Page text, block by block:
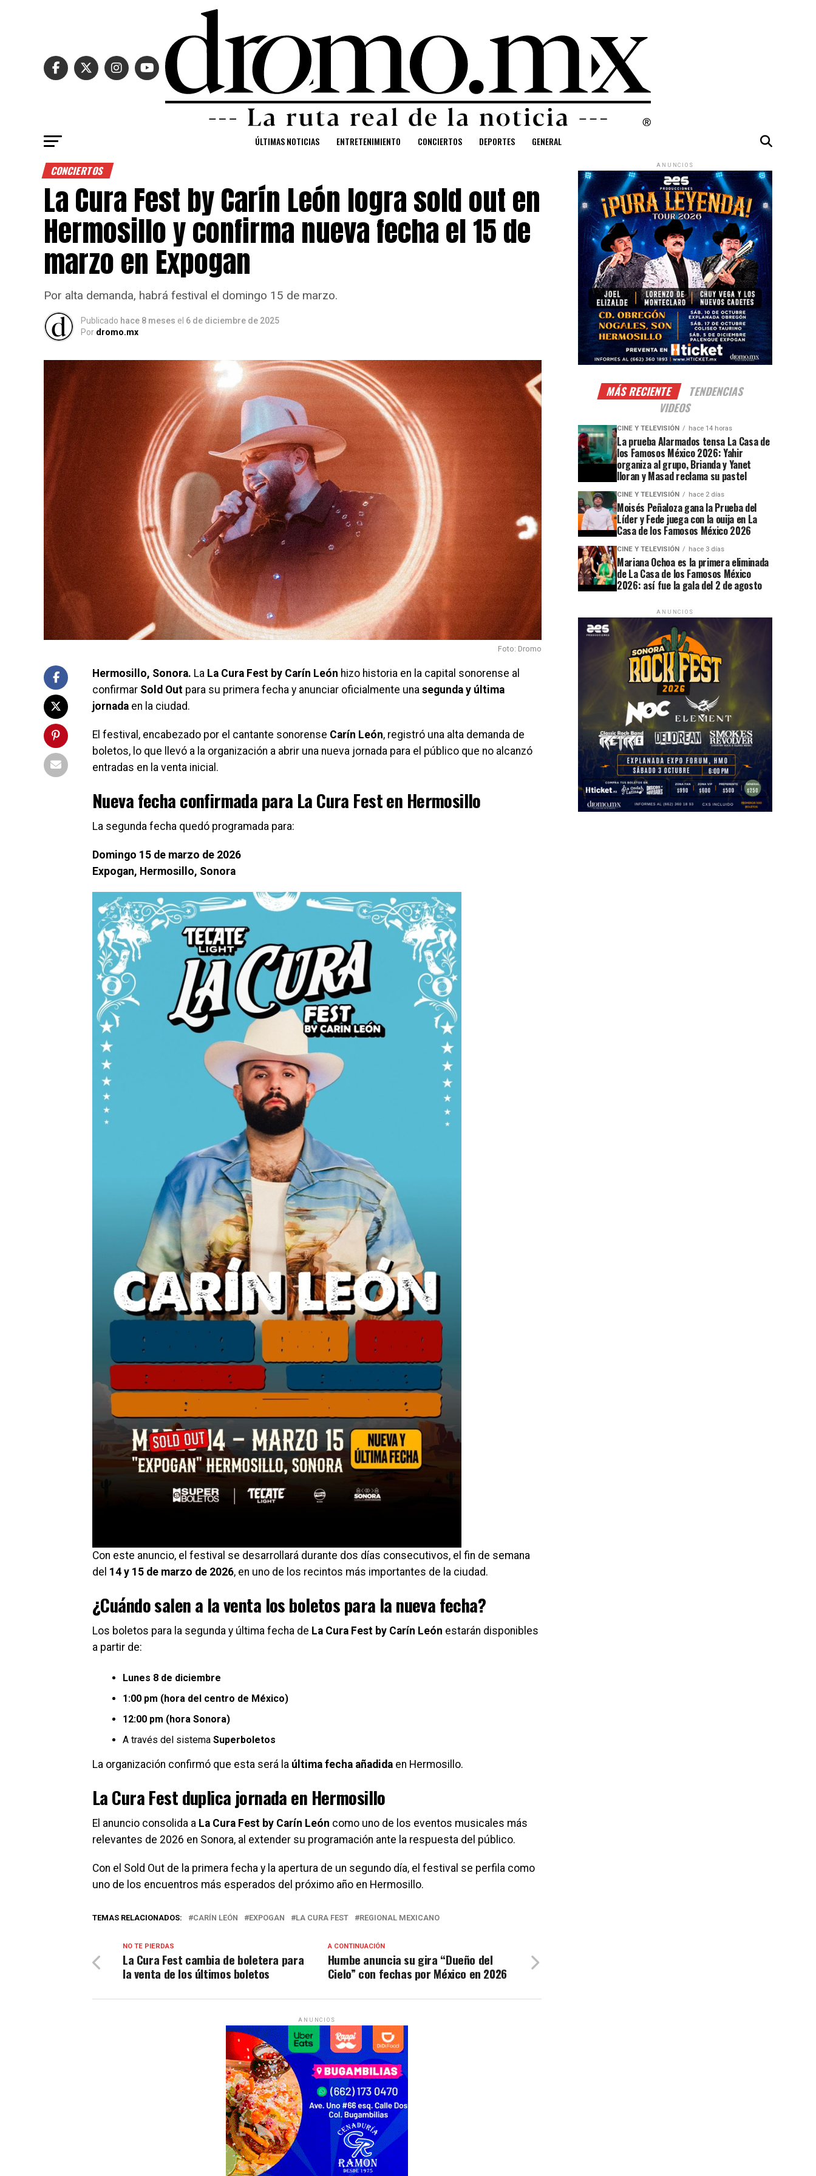
ÚLTIMAS NOTICIAS ENTRETENIMIENTO CONCIERTOS DEPORTES GENERAL
CONCIERTOS
La Cura Fest by Carín León logra sold out en
Hermosillo y confirma nueva fecha el 15 de
marzo en Expogan
Por alta demanda, habrá festival el domingo 15 de marzo.
Publicado hace 8 meses el 6 de diciembre de 2025
Por dromo.mx
Foto: Dromo
Hermosillo, Sonora. La La Cura Fest by Carín León hizo historia en la capital sonorense al
confirmar Sold Out para su primera fecha y anunciar oficialmente una segunda y última
jornada en la ciudad.
El festival, encabezado por el cantante sonorense Carín León, registró una alta demanda de
boletos, lo que llevó a la organización a abrir una nueva jornada para el público que no alcanzó
entradas en la venta inicial.
Nueva fecha confirmada para La Cura Fest en Hermosillo
La segunda fecha quedó programada para:
Domingo 15 de marzo de 2026
Expogan, Hermosillo, Sonora
Con este anuncio, el festival se desarrollará durante dos días consecutivos, el fin de semana
del 14 y 15 de marzo de 2026, en uno de los recintos más importantes de la ciudad.
¿Cuándo salen a la venta los boletos para la nueva fecha?
Los boletos para la segunda y última fecha de La Cura Fest by Carín León estarán disponibles
a partir de:
Lunes 8 de diciembre
1:00 pm (hora del centro de México)
12:00 pm (hora Sonora)
A través del sistema Superboletos
La organización confirmó que esta será la última fecha añadida en Hermosillo.
La Cura Fest duplica jornada en Hermosillo
El anuncio consolida a La Cura Fest by Carín León como uno de los eventos musicales más
relevantes de 2026 en Sonora, al extender su programación ante la respuesta del público.
Con el Sold Out de la primera fecha y la apertura de un segundo día, el festival se perfila como
uno de los encuentros más esperados del próximo año en Hermosillo.
TEMAS RELACIONADOS: CARÍN LEÓN EXPOGAN LA CURA FEST REGIONAL MEXICANO
A CONTINUACIÓN
Humbe anuncia su gira “Dueño del
Cielo” con fechas por México en 2026
NO TE PIERDAS
La Cura Fest cambia de boletera para
la venta de los últimos boletos
ANUNCIOS
ANUNCIOS
MÁS RECIENTE
TENDENCIAS
VIDEOS
CINE Y TELEVISIÓN hace 14 horas
La prueba Alarmados tensa La Casa de
los Famosos México 2026: Yahir
organiza al grupo, Brianda y Yanet
lloran y Masad reclama su pastel
CINE Y TELEVISIÓN hace 2 días
Moisés Peñaloza gana la Prueba del
Líder y Fede juega con la ouija en La
Casa de los Famosos México 2026
CINE Y TELEVISIÓN hace 3 días
Mariana Ochoa es la primera eliminada
de La Casa de los Famosos México
2026: así fue la gala del 2 de agosto
ANUNCIOS